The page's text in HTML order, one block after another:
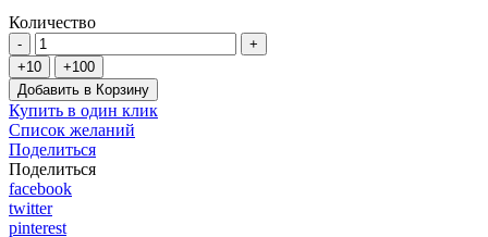
Количество
Добавить в Корзину
Купить в один клик
Список желаний
Поделиться
Поделиться
facebook
twitter
pinterest